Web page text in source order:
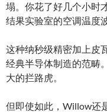
塌。你花了好几个小时
结果实验室的空调温度
这种纳秒级精密加上皮
经典半导体制造的范畴
大的拦路虎。
但即使如此，Willow还